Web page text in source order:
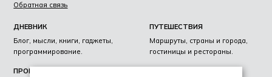
Обратная связь
ДНЕВНИК
Блог, мысли, книги, гаджеты,
программирование.
ПУТЕШЕСТВИЯ
Маршруты, страны и города,
гостиницы и рестораны.
ПРОЕКТЫ